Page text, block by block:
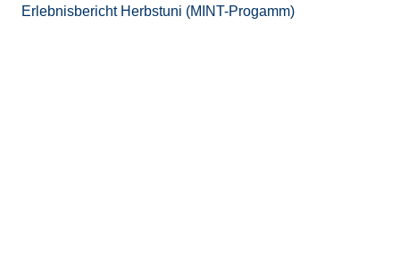
Erlebnisbericht Herbstuni (MINT-Progamm)